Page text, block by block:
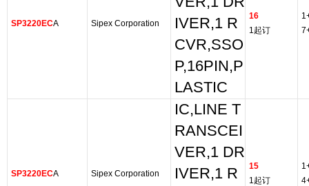
SP3220ECA Sipex Corporation
IVER,1 R
CVR,SSO
P,16PIN,P
LASTIC
16
1起订
SP3220ECA Sipex Corporation
IC,LINE T
RANSCEI
VER,1 DR
IVER,1 R
15
1起订